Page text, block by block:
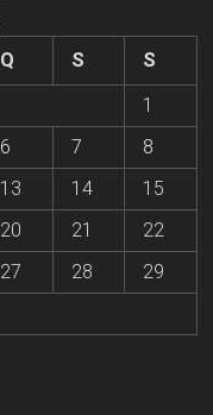
Q S
S
1
6 7
8
13 14
15
20 21
22
27 28
29